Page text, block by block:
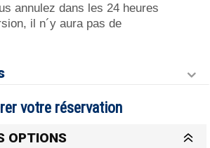
annulez dans les 24 heures
il n´y aura pas de
votre réservation
OPTIONS